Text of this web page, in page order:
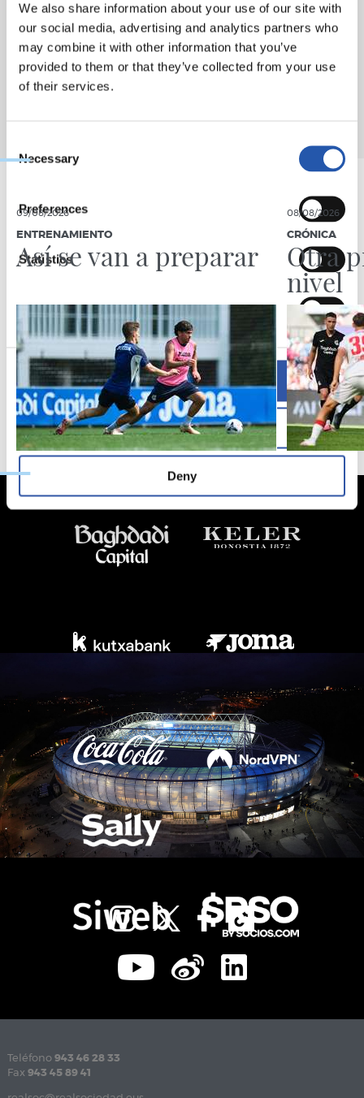
We also share information about your use of our site with
our social media, advertising and analytics partners who
may combine it with other information that you’ve
provided to them or that they’ve collected from your use
of their services.
Selection
Necessary
Preferences
Statistics
Marketing
Allow all
Allow selection
Deny
09/08/2026
ENTRENAMIENTO
Así se van a preparar
08/08/2026
CRÓNICA
Otra
nivel
Teléfono 943 46 28 33
Fax 943 45 89 41